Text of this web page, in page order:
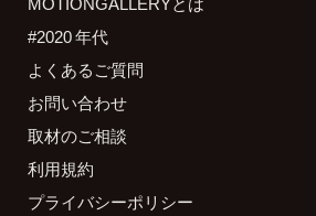
#2020 年代
よくあるご質問
お問い合わせ
取材のご相談
利用規約
プライバシーポリシー